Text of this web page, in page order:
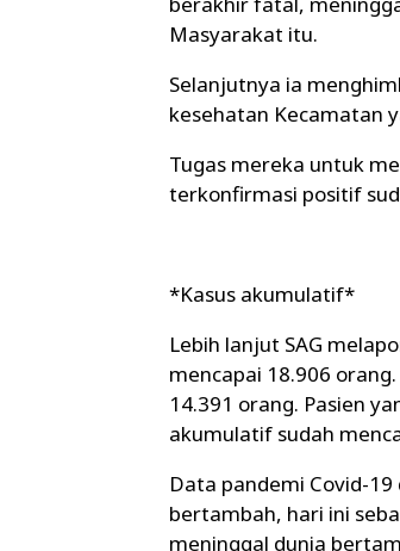
Masyarakat itu.
Selanjutnya ia
kesehatan Kecamatan
Tugas mereka untuk
terkonfirmasi positif
*Kasus akumulatif*
Lebih lanjut SAG
mencapai 18.906
14.391 orang. Pasien
akumulatif sudah
Data pandemi Covid-
bertambah, hari ini
meninggal dunia